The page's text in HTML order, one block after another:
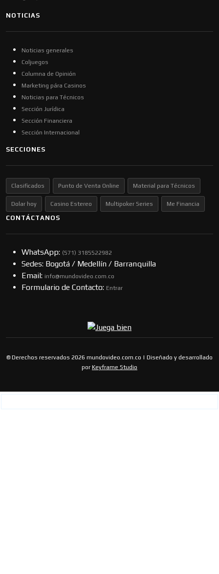
NOTICIAS
Noticias generales
Coljuegos
Columna de Opinión
Marketing pára Casinos
Noticias para Técnicos
Sección Jurídica
Sección Financiera
Sección Internacional
SECCIONES
Clasificados Punto de Venta Online Material para Técnicos
Dolar hoy Casino Estereo Multipoker Series Me Financia
CONTÁCTANOS
WhatsApp: (57​​1) 3185522982
Sedes: Bogotá / Medellín / Barranquilla
Email: info@mundovideo.com.co
Formulario de Contacto: Entrar
© Derechos reservados 2026 mundovideo.com.co | Diseñado y desarrollado
por Keyframe Studio